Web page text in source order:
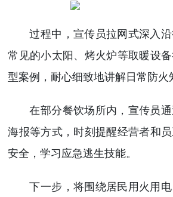
过程中，宣传员拉网式深入
常见的小太阳、烤火炉等取暖设
型案例，耐心细致地讲解日常防火
在部分餐饮场所内，宣传员
海报等方式，时刻提醒经营者和
安全，学习应急逃生技能。
下一步，将围绕居民用火用